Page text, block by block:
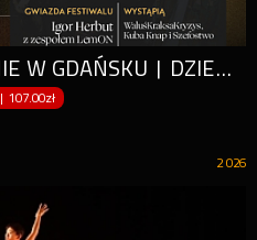
KRÓLEWSKIE ŚPIEWANIE W GDAŃSKU | DZIEŃ II
|107.00zł
2 026